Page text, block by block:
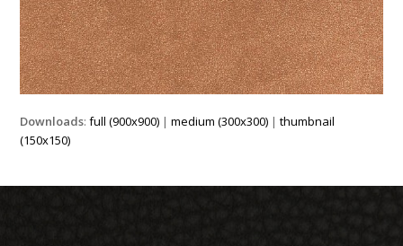
Downloads:full (900x900) |medium (300x300) |thumbnail
(150x150)